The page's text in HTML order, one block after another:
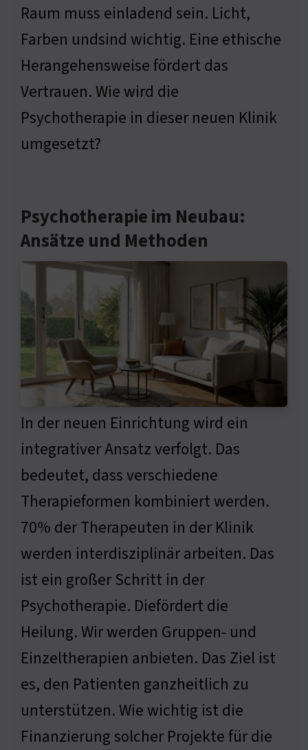
Raum muss einladend sein. Licht,
Farben undsind wichtig. Eine ethische
Herangehensweise fördert das
Vertrauen. Wie wird die
Psychotherapie in dieser neuen Klinik
umgesetzt?
Psychotherapie im Neubau:
Ansätze und Methoden
In der neuen Einrichtung wird ein
integrativer Ansatz verfolgt. Das
bedeutet, dass verschiedene
Therapieformen kombiniert werden.
70% der Therapeuten in der Klinik
werden interdisziplinär arbeiten. Das
ist ein großer Schritt in der
Psychotherapie. Diefördert die
Heilung. Wir werden Gruppen- und
Einzeltherapien anbieten. Das Ziel ist
es, den Patienten ganzheitlich zu
unterstützen. Wie wichtig ist die
Finanzierung solcher Projekte für die